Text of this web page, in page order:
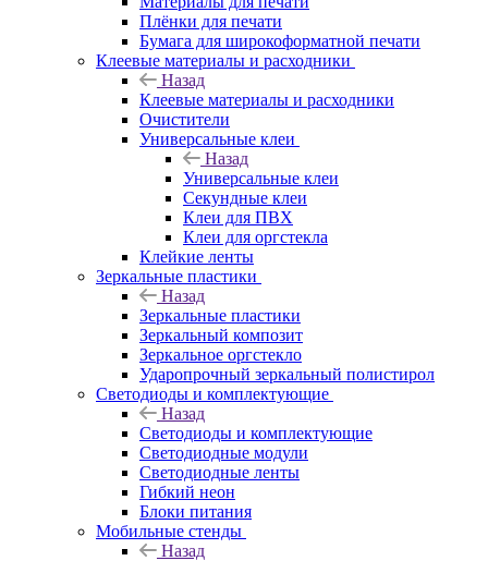
Плёнки для печати
Бумага для широкоформатной печати
Клеевые материалы и расходники
Назад
Клеевые материалы и расходники
Очистители
Универсальные клеи
Назад
Универсальные клеи
Секундные клеи
Клеи для ПВХ
Клеи для оргстекла
Клейкие ленты
Зеркальные пластики
Назад
Зеркальные пластики
Зеркальный композит
Зеркальное оргстекло
Ударопрочный зеркальный полистирол
Светодиоды и комплектующие
Назад
Светодиоды и комплектующие
Светодиодные модули
Светодиодные ленты
Гибкий неон
Блоки питания
Мобильные стенды
Назад